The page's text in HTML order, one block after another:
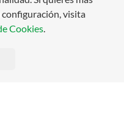
visita
Cookies.